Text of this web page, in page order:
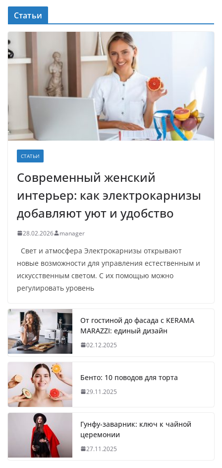
Статьи
СТАТЬИ
Современный женский
интерьер: как электрокарнизы
добавляют уют и удобство
28.02.2026 manager
Свет и атмосфера Электрокарнизы открывают
новые возможности для управления естественным и
искусственным светом. С их помощью можно
регулировать уровень
От гостиной до фасада с KERAMA
MARAZZI: единый дизайн
02.12.2025
Бенто: 10 поводов для торта
29.11.2025
Гунфу-заварник: ключ к чайной
церемонии
27.11.2025